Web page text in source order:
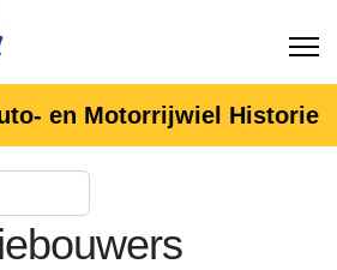
en Motorrijwiel Historie